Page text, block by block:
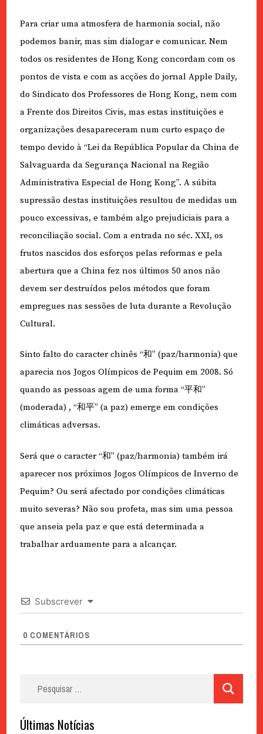
Para criar uma atmosfera de harmonia social, não
podemos banir, mas sim dialogar e comunicar. Nem
todos os residentes de Hong Kong concordam com os
pontos de vista e com as acções do jornal Apple Daily,
do Sindicato dos Professores de Hong Kong, nem com
a Frente dos Direitos Civis, mas estas instituições e
organizações desapareceram num curto espaço de
tempo devido à “Lei da República Popular da China de
Salvaguarda da Segurança Nacional na Região
Administrativa Especial de Hong Kong”. A súbita
supressão destas instituições resultou de medidas um
pouco excessivas, e também algo prejudiciais para a
reconciliação social. Com a entrada no séc. XXI, os
frutos nascidos dos esforços pelas reformas e pela
abertura que a China fez nos últimos 50 anos não
devem ser destruídos pelos métodos que foram
empregues nas sessões de luta durante a Revolução
Cultural.
Sinto falto do caracter chinês “和” (paz/harmonia) que
aparecia nos Jogos Olímpicos de Pequim em 2008. Só
quando as pessoas agem de uma forma “平和”
(moderada) , “和平” (a paz) emerge em condições
climáticas adversas.
Será que o caracter “和” (paz/harmonia) também irá
aparecer nos próximos Jogos Olímpicos de Inverno de
Pequim? Ou será afectado por condições climáticas
muito severas? Não sou profeta, mas sim uma pessoa
que anseia pela paz e que está determinada a
trabalhar arduamente para a alcançar.
Subscrever
0 COMENTÁRIOS
Últimas Notícias